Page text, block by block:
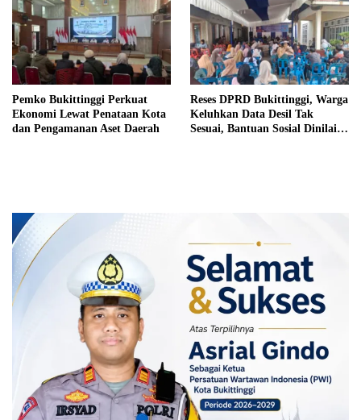
Pemko Bukittinggi Perkuat
Ekonomi Lewat Penataan Kota
dan Pengamanan Aset Daerah
Reses DPRD Bukittinggi, Warga
Keluhkan Data Desil Tak
Sesuai, Bantuan Sosial Dinilai